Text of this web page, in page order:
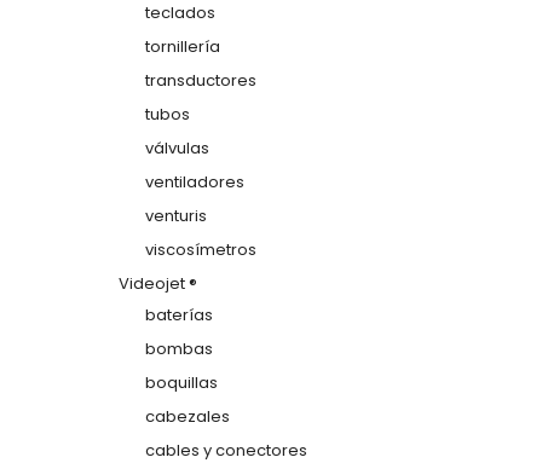
teclados
tornillería
transductores
tubos
válvulas
ventiladores
venturis
viscosímetros
Videojet ®
baterías
bombas
boquillas
cabezales
cables y conectores